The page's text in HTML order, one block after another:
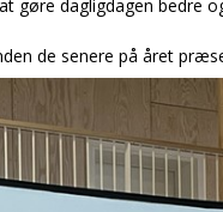
gøre dagligdagen bedre
de senere på året